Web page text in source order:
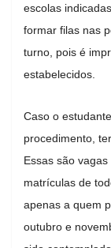
escolas
formar filas nas
turno, pois é
estabelecidos.
Caso o
procedimento,
Essas são
matrículas de
apenas a quem
outubro e